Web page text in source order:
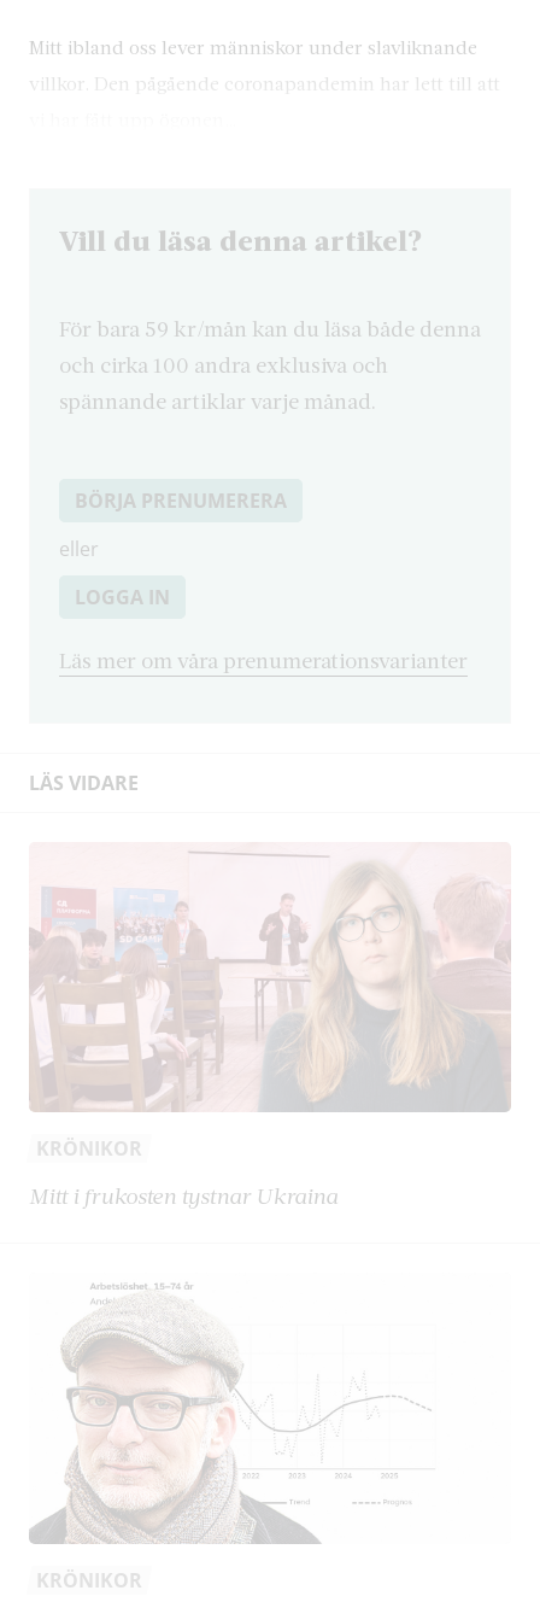
Mitt ibland oss lever människor under slavliknande
villkor. Den pågående coronapandemin har lett till att
Vill du läsa denna artikel?
För bara 59 kr/mån kan du läsa både denna
och cirka 100 andra exklusiva och
spännande artiklar varje månad.
BÖRJA PRENUMERERA
eller
LOGGA IN
Läs mer om våra prenumerationsvarianter
LÄS VIDARE
KRÖNIKOR
Mitt i frukosten tystnar Ukraina
KRÖNIKOR